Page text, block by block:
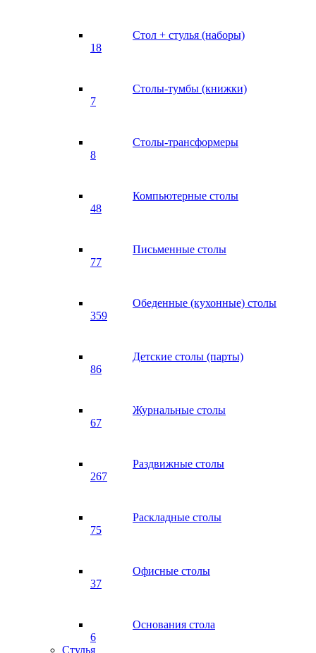
Стол + стулья (наборы)
18
Столы-тумбы (книжки)
7
Столы-трансформеры
8
Компьютерные столы
48
Письменные столы
77
Обеденные (кухонные) столы
359
Детские столы (парты)
86
Журнальные столы
67
Раздвижные столы
267
Раскладные столы
75
Офисные столы
37
Основания стола
6
Стулья